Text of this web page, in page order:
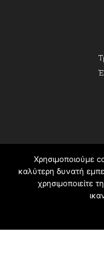
Χρησιμοποιούμε
καλύτερη δυνατή
χρησιμοποιείτε